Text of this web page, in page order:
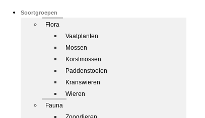
Soortgroepen
Flora
Vaatplanten
Mossen
Korstmossen
Paddenstoelen
Kranswieren
Wieren
Fauna